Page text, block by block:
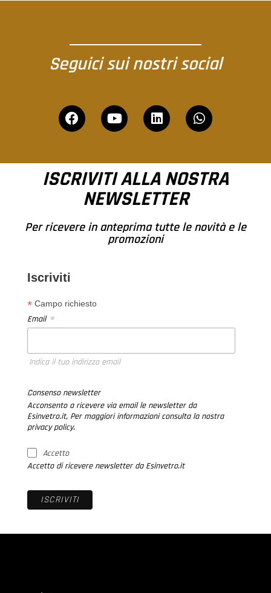
Seguici sui nostri social
ISCRIVITI ALLA NOSTRA
NEWSLETTER
Per ricevere in anteprima tutte le novità e le
promozioni
Iscriviti
* Campo richiesto
Email *
Indica il tuo indirizzo email
Consenso newsletter
Acconsento a ricevere via email le newsletter da
Esinvetro.it, Per maggiori informazioni consulta la nostra
privacy policy.
Accetto
Accetto di ricevere newsletter da Esinvetro.it